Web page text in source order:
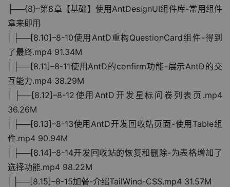
├──{8}–第8章【基础】使用AntDesignUI组件库-常用组件
拿来即用
| ├──[8.10]–8-10使用AntD重构QuestionCard组件-得到
了最终.mp4 91.34M
| ├──[8.11]–8-11使用AntD的confirm功能-展示AntD的交
互能力.mp4 38.29M
| ├──[8.12]–8-12使用AntD开发星标问卷列表页.mp4
36.26M
| ├──[8.13]–8-13使用AntD开发回收站页面-使用Table组
件.mp4 90.94M
| ├──[8.14]–8-14开发回收站的恢复和删除-为表格增加了
选择功能.mp4 98.22M
| ├──[8.15]–8-15加餐-介绍TailWind-CSS.mp4 31.57M